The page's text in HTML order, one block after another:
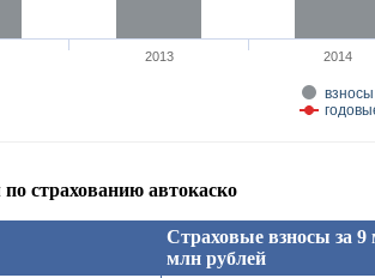
взносы
2013 2014
страхованию автокаско
Страховые взносы за 9
млн рублей